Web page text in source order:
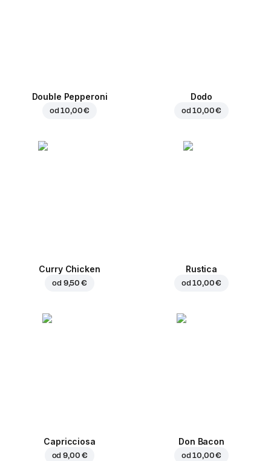
Double Pepperoni
od10,00 €
Dodo
od10,00 €
Curry Chicken
od 9,50 €
Rustica
od10,00 €
Capricciosa
od9,00 €
Don Bacon
od10,00 €